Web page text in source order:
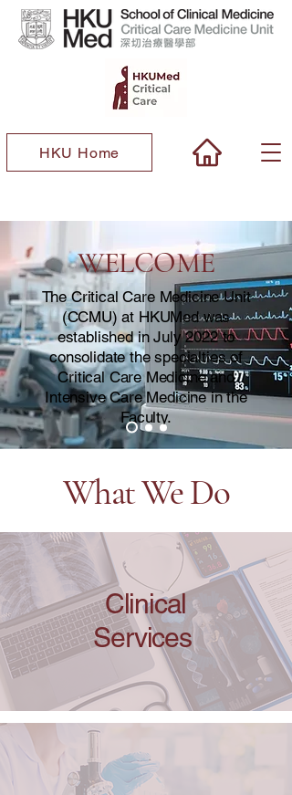
HKU Home
WELCOME
The Critical Care Medicine Unit
(CCMU) at HKUMed was
established in July 2022 to
consolidate the specialties of
Critical Care Medicine and
Intensive Care Medicine in the
Faculty.
What We Do
Clinical
Services